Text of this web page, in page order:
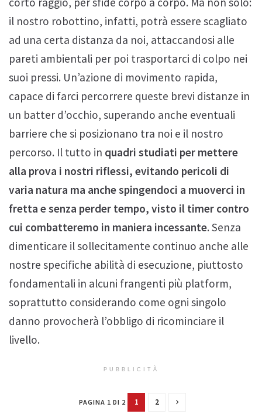
queste ovviamente il salto e la possibilità di
colpire i nemici con le nostre armi, soprattutto di
corto raggio, per sfide corpo a corpo. Ma non solo:
il nostro robottino, infatti, potrà essere scagliato
ad una certa distanza da noi, attaccandosi alle
pareti ambientali per poi trasportarci di colpo nei
suoi pressi. Un’azione di movimento rapida,
capace di farci percorrere queste brevi distanze in
un batter d’occhio, superando anche eventuali
barriere che si posizionano tra noi e il nostro
percorso. Il tutto in
quadri studiati per mettere
alla prova i nostri riflessi, evitando pericoli di
varia natura ma anche spingendoci a muoverci in
fretta e senza perder tempo, visto il timer contro
cui combatteremo in maniera incessante. Senza
dimenticare il sollecitamente continuo anche alle
nostre specifiche abilità di esecuzione, piuttosto
fondamentali in alcuni frangenti più platform,
danno provocherà l’obbligo di ricominciare il